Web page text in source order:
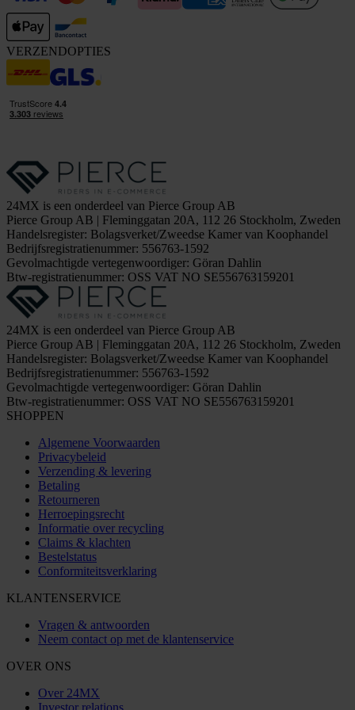
VERZENDOPTIES
24MX is een onderdeel van Pierce Group AB
Pierce Group AB | Fleminggatan 20A, 112 26 Stockholm, Zweden
Handelsregister: Bolagsverket/Zweedse Kamer van Koophandel
Bedrijfsregistratienummer: 556763-1592
Gevolmachtigde vertegenwoordiger: Göran Dahlin
Btw-registratienummer: OSS VAT NO SE556763159201
24MX is een onderdeel van Pierce Group AB
Pierce Group AB | Fleminggatan 20A, 112 26 Stockholm, Zweden
Handelsregister: Bolagsverket/Zweedse Kamer van Koophandel
Bedrijfsregistratienummer: 556763-1592
Gevolmachtigde vertegenwoordiger: Göran Dahlin
Btw-registratienummer: OSS VAT NO SE556763159201
SHOPPEN
Algemene Voorwaarden
Privacybeleid
Verzending & levering
Betaling
Retourneren
Herroepingsrecht
Informatie over recycling
Claims & klachten
Bestelstatus
Conformiteitsverklaring
KLANTENSERVICE
Vragen & antwoorden
Neem contact op met de klantenservice
OVER ONS
Over 24MX
Investor relations